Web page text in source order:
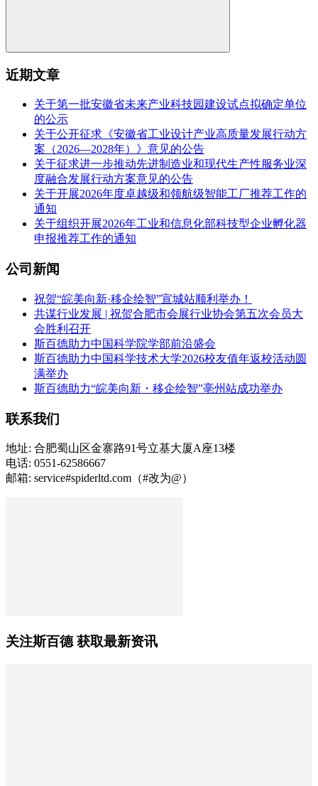
近期文章
关于第一批安徽省未来产业科技园建设试点拟确定单位
的公示
关于公开征求《安徽省工业设计产业高质量发展行动方
案（2026—2028年）》意见的公告
关于征求进一步推动先进制造业和现代生产性服务业深
度融合发展行动方案意见的公告
关于开展2026年度卓越级和领航级智能工厂推荐工作的
通知
关于组织开展2026年工业和信息化部科技型企业孵化器
申报推荐工作的通知
公司新闻
祝贺“皖美向新·移企绘智”宣城站顺利举办！
共谋行业发展 | 祝贺合肥市会展行业协会第五次会员大
会胜利召开
斯百德助力中国科学院学部前沿盛会
斯百德助力中国科学技术大学2026校友值年返校活动圆
满举办
斯百德助力“皖美向新・移企绘智”亳州站成功举办
联系我们
地址: 合肥蜀山区金寨路91号立基大厦A座13楼
电话: 0551-62586667
邮箱: service#spiderltd.com（#改为@）
关注斯百德 获取最新资讯